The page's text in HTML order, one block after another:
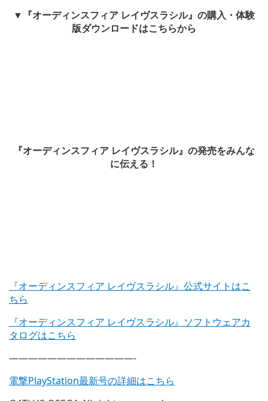
▼『オーディンスフィア レイヴスラシル』の購入・体験
版ダウンロードはこちらから
『オーディンスフィア レイヴスラシル』の発売をみんな
に伝える！
『オーディンスフィア レイヴスラシル』公式サイトはこ
ちら
『オーディンスフィア レイヴスラシル』ソフトウェアカ
タログはこちら
—————————————-
電撃PlayStation最新号の詳細はこちら